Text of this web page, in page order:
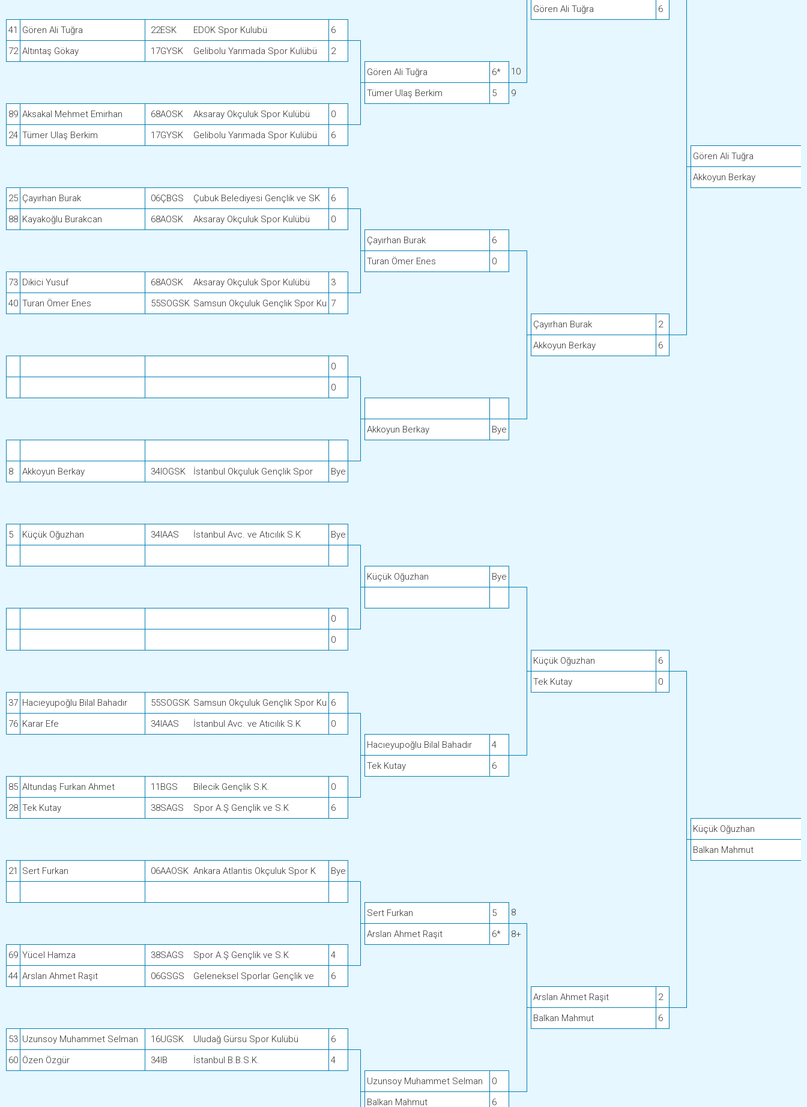
Gören Ali Tuğra
6
41
Gören Ali Tuğra 22ESK EDOK Spor Kulubü
6
72 Altıntaş Gökay 17GYSK Gelibolu Yarımada Spor Kulübü
2
Gören Ali Tuğra
6*
10
Tümer Ulaş Berkim
5
9
89 Aksakal Mehmet Emirhan 68AOSK Aksaray Okçuluk Spor Kulübü
0
24 Tümer Ulaş Berkim 17GYSK Gelibolu Yarımada Spor Kulübü
6
Gören Ali Tuğra
Akkoyun Berkay
25 Çayırhan Burak 06ÇBGS Çubuk Belediyesi Gençlik ve SK
6
88 Kayakoğlu Burakcan 68AOSK Aksaray Okçuluk Spor Kulübü
0
Çayırhan Burak
6
Turan Ömer Enes
0
73 Dikici Yusuf 68AOSK Aksaray Okçuluk Spor Kulübü
3
40 Turan Ömer Enes 55SOGSK Samsun Okçuluk Gençlik Spor Ku 7
Çayırhan Burak
2
Akkoyun Berkay
6
0
0
Akkoyun Berkay Bye
8 Akkoyun Berkay 34IOGSK İstanbul Okçuluk Gençlik Spor Bye
5 Küçük Oğuzhan 34IAAS İstanbul Avc. ve Atıcılık S.K Bye
Küçük Oğuzhan Bye
0
0
Küçük Oğuzhan
6
Tek Kutay
0
37 Hacıeyupoğlu Bilal Bahadır 55SOGSK Samsun Okçuluk Gençlik Spor Ku 6
76 Karar Efe 34IAAS İstanbul Avc. ve Atıcılık S.K
0
Hacıeyupoğlu Bilal Bahadır
4
Tek Kutay
6
85 Altundaş Furkan Ahmet 11BGS Bilecik Gençlik S.K.
0
28 Tek Kutay 38SAGS Spor A.Ş Gençlik ve S.K
6
Küçük Oğuzhan
Balkan Mahmut
21
Sert Furkan 06AAOSK Ankara Atlantis Okçuluk Spor K Bye
Sert Furkan 5
8
Arslan Ahmet Raşit
6*
8+
69 Yücel Hamza 38SAGS Spor A.Ş Gençlik ve S.K
4
44 Arslan Ahmet Raşit 06GSGS Geleneksel Sporlar Gençlik ve
6
Arslan Ahmet Raşit
2
Balkan Mahmut
6
53 Uzunsoy Muhammet Selman 16UGSK Uludağ Gürsu Spor Kulübü
6
60 Özen Özgür 34IB İstanbul B.B.S.K.
4
Uzunsoy Muhammet Selman
0
Balkan Mahmut
6